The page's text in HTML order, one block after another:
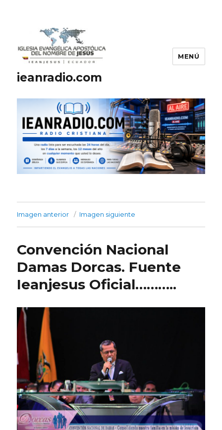
ieanradio.com
MENÚ
Imagen anterior Imagen siguiente
Convención Nacional
Damas Dorcas. Fuente
Ieanjesus Oficial………..